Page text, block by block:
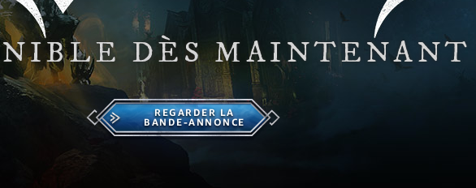
DÈS MAINTENANT
REGARDER LA
BANDE-ANNONCE